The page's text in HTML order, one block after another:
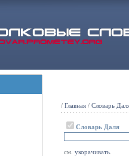
/ Главная / Словарь
Словарь Даля
см. укорачивать